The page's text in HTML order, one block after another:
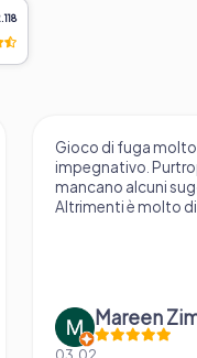
Gioco di fuga molto
impegnativo. Purtroppo
mancano alcuni
Altrimenti è molto
Mareen